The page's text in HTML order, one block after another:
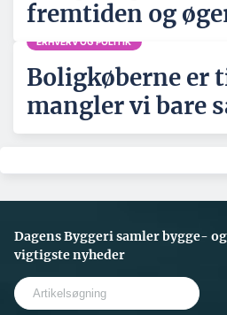
fremtiden og
ERHVERV OG POLITIK
Boligkøberne er
mangler vi bare
Dagens Byggeri samler bygge-
vigtigste nyheder